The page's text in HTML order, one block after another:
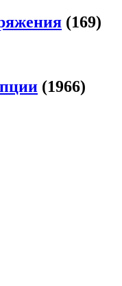
(169)
(1966)